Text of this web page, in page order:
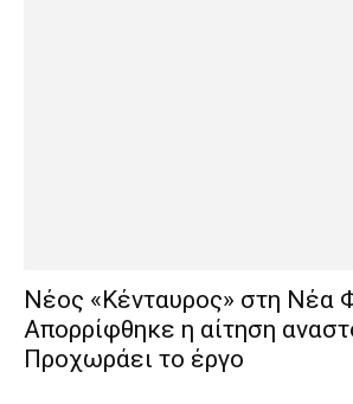
Νέος «Κένταυρος» στη Νέα
Απορρίφθηκε η αίτηση
Προχωράει το έργο